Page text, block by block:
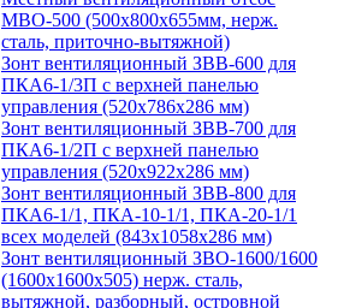
МВО-500 (500х800х655мм, нерж.
сталь, приточно-вытяжной)
Зонт вентиляционный ЗВВ-600 для
ПКА6-1/3П с верхней панелью
управления (520х786х286 мм)
Зонт вентиляционный ЗВВ-700 для
ПКА6-1/2П с верхней панелью
управления (520х922х286 мм)
Зонт вентиляционный ЗВВ-800 для
ПКА6-1/1, ПКА-10-1/1, ПКА-20-1/1
всех моделей (843х1058х286 мм)
Зонт вентиляционный ЗВО-1600/1600
(1600х1600х505) нерж. сталь,
вытяжной, разборный, островной